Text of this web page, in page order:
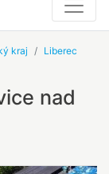
kraj
Liberec
nad